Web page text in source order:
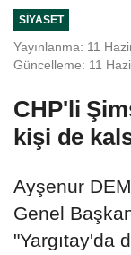
SIYASET
Yayınlanma: 11
Güncelleme: 11
CHP'li
kişi de
Ayşenur
Genel
"Yargıtay'da